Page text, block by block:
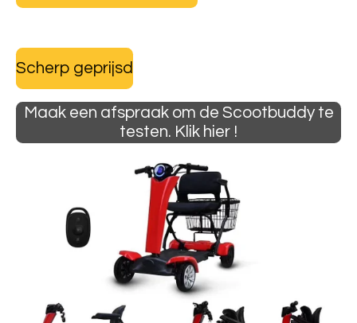
Scherp geprijsd
Maak een afspraak om de Scootbuddy te
testen. Klik hier !